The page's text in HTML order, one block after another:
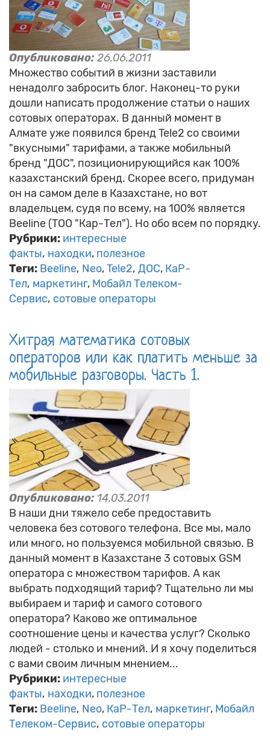
Опубликовано: 26.06.2011
Множество событий в жизни заставили
ненадолго забросить блог. Наконец-то руки
дошли написать продолжение статьи о наших
сотовых операторах. В данный момент в
Алмате уже появился бренд Tele2 со своими
"вкусными" тарифами, а также мобильный
бренд "ДОС", позиционирующийся как 100%
казахстанский бренд. Скорее всего, придуман
он на самом деле в Казахстане, но вот
владельцем, судя по всему, на 100% является
Beeline (ТОО "Кар-Тел"). Но обо всем по порядку.
Рубрики: интересные
факты находки полезное
Теги: Beeline Neo Tele2 ДОС КаР-
Тел маркетинг Мобайл Телеком-
Сервис сотовые операторы
Хитрая математика сотовых
операторов или как платить меньше за
мобильные разговоры. Часть 1.
Опубликовано: 14.03.2011
В наши дни тяжело себе предоставить
человека без сотового телефона. Все мы, мало
или много, но пользуемся мобильной связью. В
данный момент в Казахстане 3 сотовых GSM
оператора с множеством тарифов. А как
выбрать подходящий тариф? Тщательно ли мы
выбираем и тариф и самого сотового
оператора? Каково же оптимальное
соотношение цены и качества услуг? Сколько
людей - столько и мнений. И я хочу поделиться
с вами своим личным мнением...
Рубрики: интересные
факты находки полезное
Теги: Beeline Neo КаР-Тел маркетинг Мобайл
Телеком-Сервис сотовые операторы